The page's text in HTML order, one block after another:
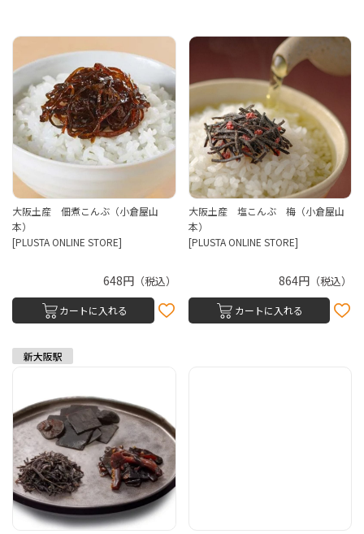
大阪土産 佃煮こんぶ（小倉屋山
本）
[PLUSTA ONLINE STORE]
648円（税込）
カートに入れる
大阪土産 塩こんぶ 梅（小倉屋山
本）
[PLUSTA ONLINE STORE]
864円 （税込）
カートに入れる